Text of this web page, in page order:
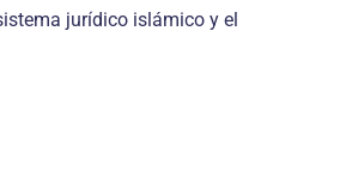
jurídico islámico y el